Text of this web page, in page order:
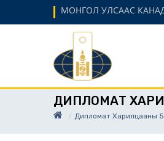
МОНГОЛ УЛСААС КАНАД
ДИПЛОМАТ
Дипломат Харилцааны